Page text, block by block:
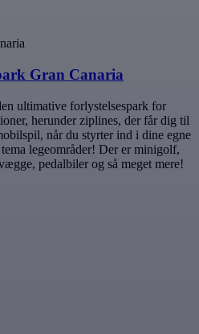
Gran Canaria
ultimative forlystelsespark for
herunder ziplines, der får dig til
når du styrter ind i dine egne
legeområder! Der er minigolf,
pedalbiler og så meget mere!